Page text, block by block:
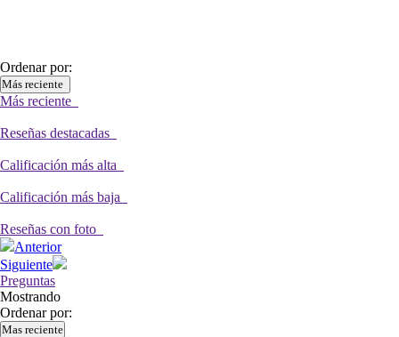
Ordenar por:
Más reciente
Más reciente
Reseñas destacadas
Calificación más alta
Calificación más baja
Reseñas con foto
Anterior
Siguiente
Preguntas
Mostrando
Ordenar por:
Mas reciente